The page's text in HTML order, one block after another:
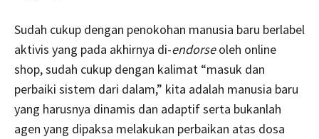
Sudah cukup dengan penokohan manusia baru berlabel
aktivis yang pada akhirnya di-endorseoleh online
shop, sudah cukup dengan kalimat “masuk dan
perbaiki sistem dari dalam,” kita adalah manusia baru
yang harusnya dinamis dan adaptif serta bukanlah
agen yang dipaksa melakukan perbaikan atas dosa